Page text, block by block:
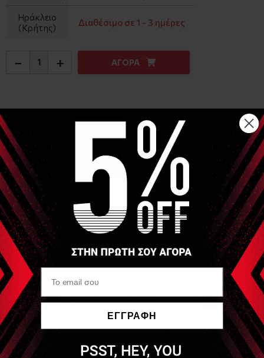
Ηράκλειο
(Κρήτης)
Διαθέσιμο σε 1 - 3 ημέρες
− + ΑΓΟΡΑ
Αναλυτική Περιγραφή
Ελαστικός Ιμάντας Στερέωσης Πλάτους 3cm και Μήκους
80cm
Στα άκρα έχει velcro για να δένει σταθερά και να ανοίγει
εύκολα
Είδες Πρόσφατα
FIAB
PG965/8 Ελαστικός
Ιμάντας Π:3cm M:80cm
(Fastening Elastic Belt)
ΕΓΓΡΑΦΗ